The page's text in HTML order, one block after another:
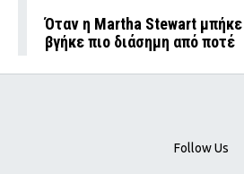
Όταν η Martha Stewart
βγήκε πιο διάσημη από ποτέ
Follow Us